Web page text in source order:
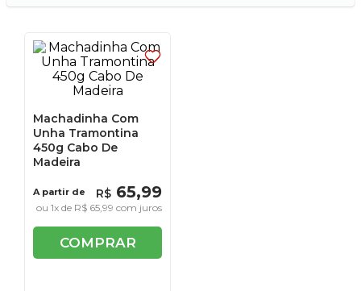
Machadinha Com
Unha Tramontina
450g Cabo De
Madeira
A partir de R$ 65,99
ou1x de R$ 65,99 com juros
COMPRAR